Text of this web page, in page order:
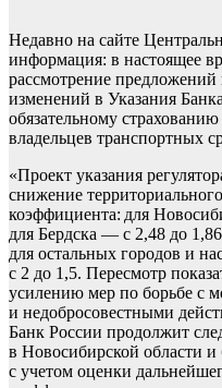
Недавно на сайте
информация: в настоящее
рассмотрение
изменений в Указания
обязательному
владельцев транспортных
«Проект указания
снижение территориального
коэффициента: для
для Бердска — с 2,48 до
для остальных городов и
с 2 до 1,5. Пересмотр
усилению мер по борьбе с
и недобросовестными
Банк России продолжит
в Новосибирской области
с учетом оценки